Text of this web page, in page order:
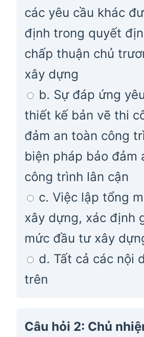
các yêu cầu khác
định trong quyết
chấp thuận chủ
xây dựng
b. Sự đáp ứng
thiết kế bản vẽ thi
đảm an toàn công
biện pháp bảo đảm
công trình lân cận
c. Việc lập tổng
xây dựng, xác định
mức đầu tư xây
d. Tất cả các nội
trên
Câu hỏi 2: Chủ